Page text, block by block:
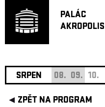
PALÁC
AKROPOLIS
SRPEN 08. 09. 10.
ZPĚT NA PROGRAM